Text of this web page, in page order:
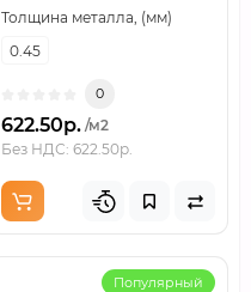
Толщина металла, (мм)
0.45
0
622.50р. /м2
Без НДС: 622.50р.
Популярный